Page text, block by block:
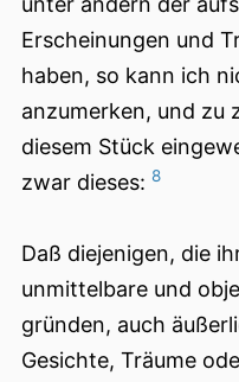
Erscheinungen und
haben, so kann ich
anzumerken, und zu
diesem Stück
zwar dieses: 8
Daß diejenigen, die
unmittelbare und
gründen, auch
Gesichte, Träume